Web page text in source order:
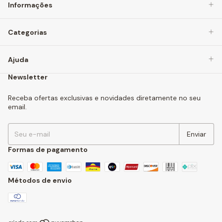
Informações
Categorias
Ajuda
Newsletter
Receba ofertas exclusivas e novidades diretamente no seu
email.
Formas de pagamento
Métodos de envio